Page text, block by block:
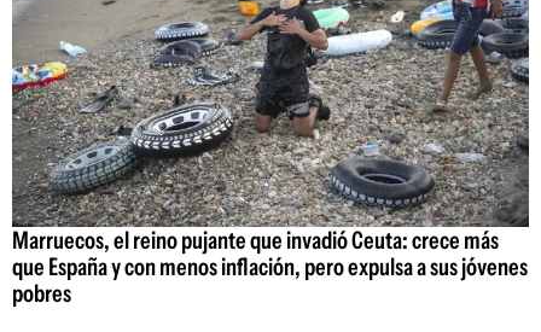
Marruecos, el reino pujante que invadió Ceuta: crece más
que España y con menos inflación, pero expulsa a sus jóvenes
pobres